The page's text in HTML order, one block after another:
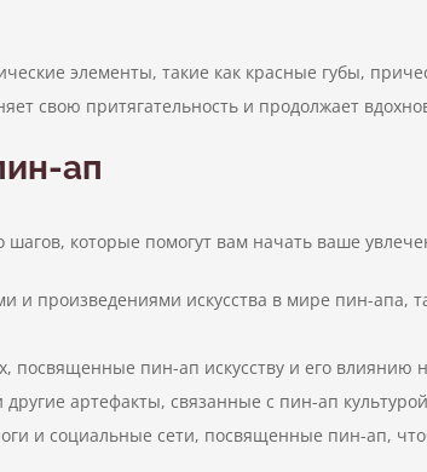
элементы, такие как красные губы,
свою притягательность и продолжает
ап
шагов, которые помогут вам начать ваше
и произведениями искусства в мире пин-апа,
посвященные пин-ап искусству и его влиянию
артефакты, связанные с пин-ап
и социальные сети, посвященные пин-ап,